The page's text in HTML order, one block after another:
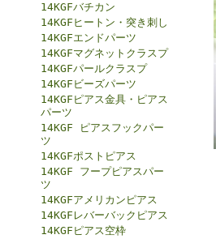
14KGFバチカン
14KGFヒートン・突き刺し
14KGFエンドパーツ
14KGFマグネットクラスプ
14KGFパールクラスプ
14KGFビーズパーツ
14KGFピアス金具・ピアス
パーツ
14KGF ピアスフックパー
ツ
14KGFポストピアス
14KGF フープピアスパー
ツ
14KGFアメリカンピアス
14KGFレバーバックピアス
14KGFピアス空枠